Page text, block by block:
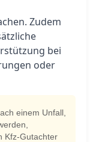
Zudem
bei
oder
einem Unfall,
Kfz-Gutachter